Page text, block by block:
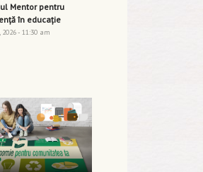
Mentor pentru
în educație
- 11:30 am